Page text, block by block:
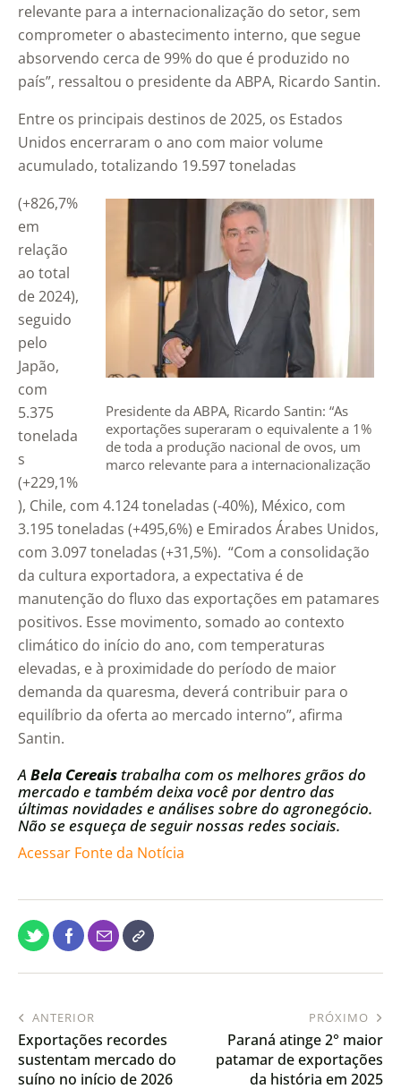
relevante para a internacionalização do setor, sem
comprometer o abastecimento interno, que segue
absorvendo cerca de 99% do que é produzido no
país”, ressaltou o presidente da ABPA, Ricardo Santin.
Entre os principais destinos de 2025, os Estados
Unidos encerraram o ano com maior volume
acumulado, totalizando 19.597 toneladas
Presidente da ABPA, Ricardo Santin: “As
exportações superaram o equivalente a 1%
de toda a produção nacional de ovos, um
marco relevante para a internacionalização
(+826,7%
em
relação
ao total
de 2024),
seguido
pelo
Japão,
com
5.375
tonelada
s
(+229,1%
), Chile, com 4.124 toneladas (-40%), México, com
3.195 toneladas (+495,6%) e Emirados Árabes Unidos,
com 3.097 toneladas (+31,5%). “Com a consolidação
da cultura exportadora, a expectativa é de
manutenção do fluxo das exportações em patamares
positivos. Esse movimento, somado ao contexto
climático do início do ano, com temperaturas
elevadas, e à proximidade do período de maior
demanda da quaresma, deverá contribuir para o
equilíbrio da oferta ao mercado interno”, afirma
Santin.
A Bela Cereais trabalha com os melhores grãos do
mercado e também deixa você por dentro das
últimas novidades e análises sobre do agronegócio.
Não se esqueça de seguir nossas redes sociais.
Acessar Fonte da Notícia
ANTERIOR
Exportações recordes
sustentam mercado do
suíno no início de 2026
PRÓXIMO
Paraná atinge 2° maior
patamar de exportações
da história em 2025